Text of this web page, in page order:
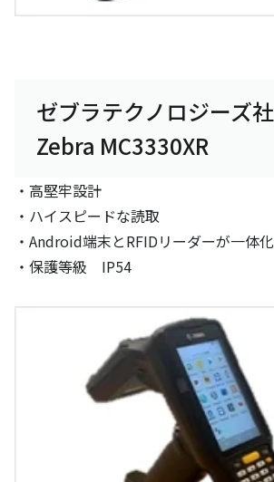
ゼブラテクノロジーズ社
Zebra MC3330XR
・高堅牢設計
・ハイスピードな読取
・Android端末とRFIDリーダーが一体化
・保護等級 IP54